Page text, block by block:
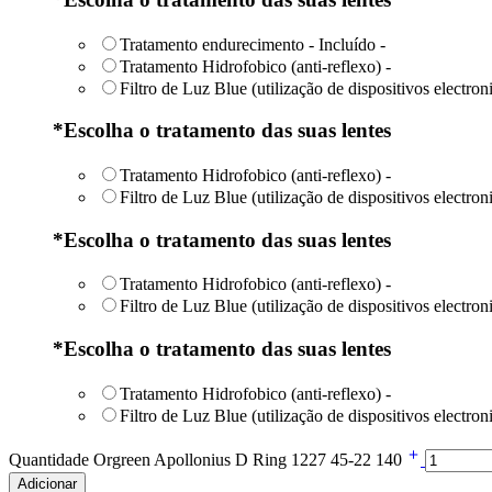
Tratamento endurecimento - Incluído -
Tratamento Hidrofobico (anti-reflexo) -
Filtro de Luz Blue (utilização de dispositivos
*Escolha o tratamento das suas lentes
Tratamento Hidrofobico (anti-reflexo) -
Filtro de Luz Blue (utilização de dispositivos
*Escolha o tratamento das suas lentes
Tratamento Hidrofobico (anti-reflexo) -
Filtro de Luz Blue (utilização de dispositivos
*Escolha o tratamento das suas lentes
Tratamento Hidrofobico (anti-reflexo) -
Filtro de Luz Blue (utilização de dispositivos
Quantidade Orgreen Apollonius D Ring 1227 45-22 140
Adicionar